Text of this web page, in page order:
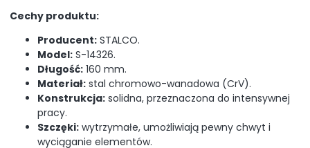
Cechy produktu:
Producent: STALCO.
Model: S-14326.
Długość: 160 mm.
Materiał: stal chromowo-wanadowa (CrV).
Konstrukcja: solidna, przeznaczona do intensywnej
pracy.
Szczęki: wytrzymałe, umożliwiają pewny chwyt i
wyciąganie elementów.